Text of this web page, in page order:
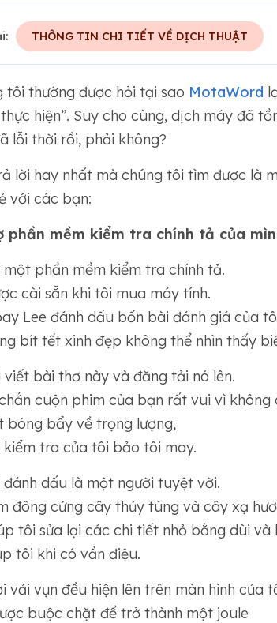
THÔNG TIN CHI TIẾT VỀ DỊCH THUẬT
tôi thường được hỏi tại sao MotaWord
hiện”. Suy cho cùng, dịch máy đã
lỗi thời rồi, phải không?
lời hay nhất mà chúng tôi tìm được là
với các bạn:
phần mềm kiểm tra chính tả của
một phần mềm kiểm tra chính tả.
cài sẵn khi tôi mua máy tính.
Lee đánh dấu bốn bài đánh giá của
bít tết xinh đẹp không thể nhìn thấy
viết bài thơ này và đăng tải nó lên.
cuộn phim của bạn rất vui vì không
bóng bẩy về trọng lượng,
kiểm tra của tôi bảo tôi may.
đánh dấu là một người tuyệt vời.
đông cứng cây thủy tùng và cây xạ
tôi sửa lại các chi tiết nhỏ bằng dùi và
tôi khi có vần điệu.
vải vụn đều hiện lên trên màn hình của
buộc chặt để trở thành một joule